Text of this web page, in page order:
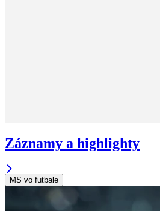
Záznamy a highlighty
MS vo futbale